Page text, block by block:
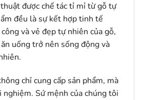
được chế tác tỉ mỉ từ gỗ tự
đều là sự kết hợp tinh tế
và vẻ đẹp tự nhiên của gỗ,
uống trở nên sống động và
chỉ cung cấp sản phẩm, mà
Sứ mệnh của chúng tôi